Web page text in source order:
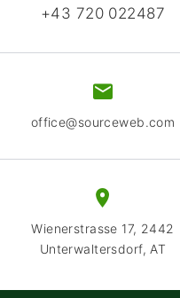
+43 720 022487
office@sourceweb.com
Wienerstrasse 17, 2442
Unterwaltersdorf, AT